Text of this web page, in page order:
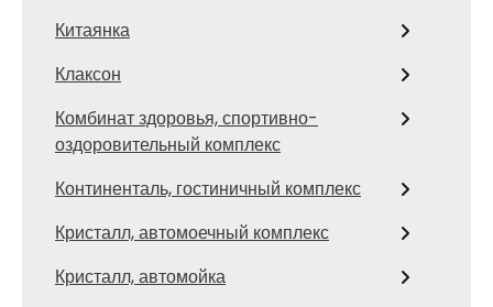
Китаянка
Клаксон
Комбинат здоровья, спортивно-
оздоровительный комплекс
Континенталь, гостиничный комплекс
Кристалл, автомоечный комплекс
Кристалл, автомойка